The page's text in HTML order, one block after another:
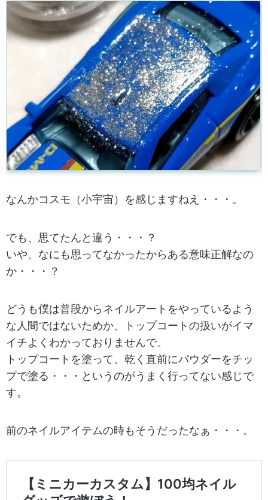
なんかコスモ（小宇宙）を感じますねえ・・・。
でも、思てたんと違う・・・？
いや、なにも思ってなかったからある意味正解なの
か・・・？
どうも僕は普段からネイルアートをやっているよう
な人間ではないためか、トップコートの扱いがイマ
イチよくわかっておりませんで。
トップコートを塗って、乾く直前にパウダーをチッ
プで塗る・・・というのがうまく行ってない感じで
す。
前のネイルアイテムの時もそうだったなぁ・・・。